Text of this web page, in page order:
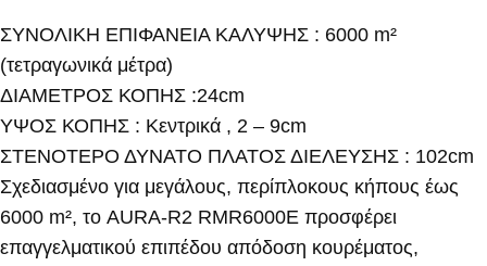
ΣΥΝΟΛΙΚΗ ΕΠΙΦΑΝΕΙΑ ΚΑΛΥΨΗΣ : 6000 m²
(τετραγωνικά μέτρα)
ΔΙΑΜΕΤΡΟΣ ΚΟΠΗΣ :24cm
ΥΨΟΣ ΚΟΠΗΣ : Κεντρικά , 2 – 9cm
ΣΤΕΝΟΤΕΡΟ ΔΥΝΑΤΟ ΠΛΑΤΟΣ ΔΙΕΛΕΥΣΗΣ : 102cm
Σχεδιασμένο για μεγάλους, περίπλοκους κήπους έως
6000 m², το AURA-R2 RMR6000E προσφέρει
επαγγελματικού επιπέδου απόδοση κουρέματος,